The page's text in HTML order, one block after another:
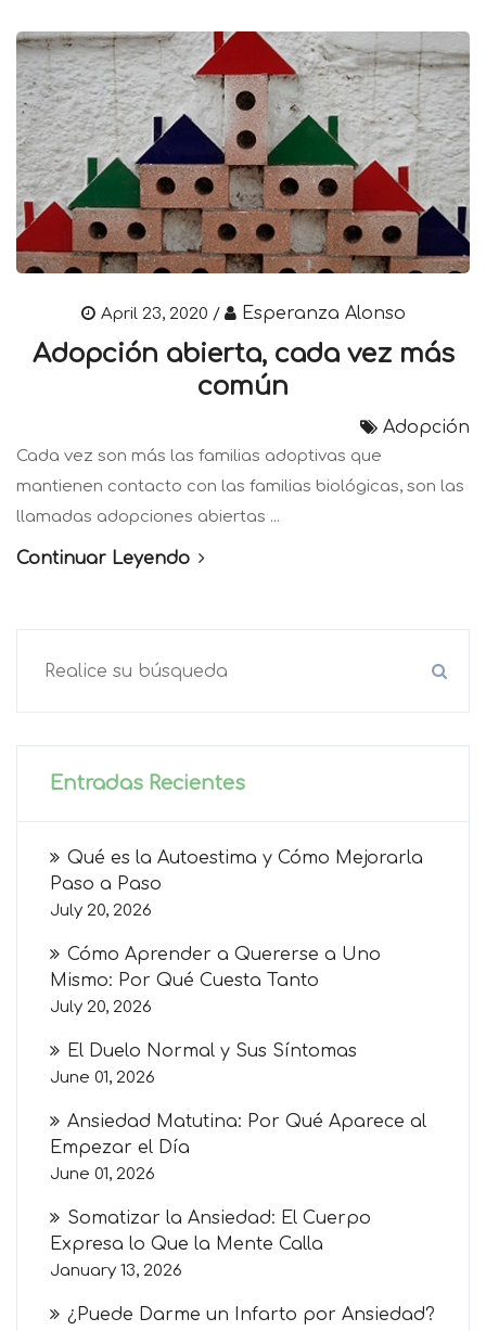
April 23, 2020 / Esperanza Alonso
Adopción abierta, cada vez más
común
Adopción
Cada vez son más las familias adoptivas que
mantienen contacto con las familias biológicas, son las
llamadas adopciones abiertas ...
Continuar Leyendo
Entradas Recientes
Qué es la Autoestima y Cómo Mejorarla
Paso a Paso
July 20, 2026
Cómo Aprender a Quererse a Uno
Mismo: Por Qué Cuesta Tanto
July 20, 2026
El Duelo Normal y Sus Síntomas
June 01, 2026
Ansiedad Matutina: Por Qué Aparece al
Empezar el Día
June 01, 2026
Somatizar la Ansiedad: El Cuerpo
Expresa lo Que la Mente Calla
January 13, 2026
¿Puede Darme un Infarto por Ansiedad?